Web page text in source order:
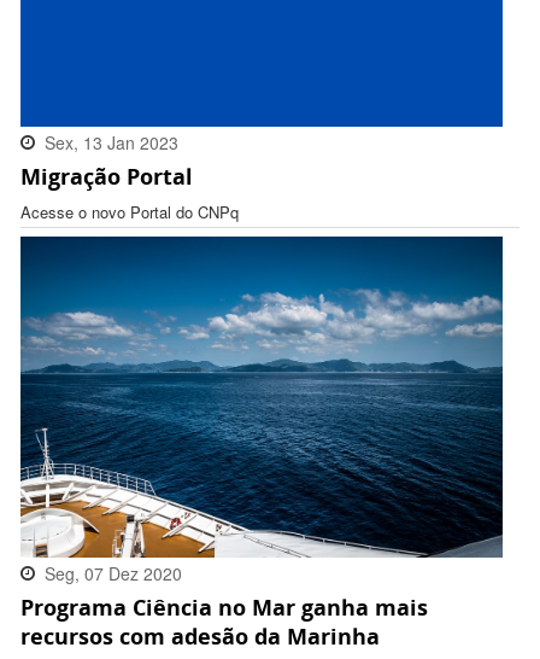
Sex, 13 Jan 2023
16:32:00 -0300
Migração Portal
Acesse o novo Portal do CNPq
Seg, 07 Dez 2020
12:31:00 -0300
Programa Ciência no Mar ganha mais
recursos com adesão da Marinha